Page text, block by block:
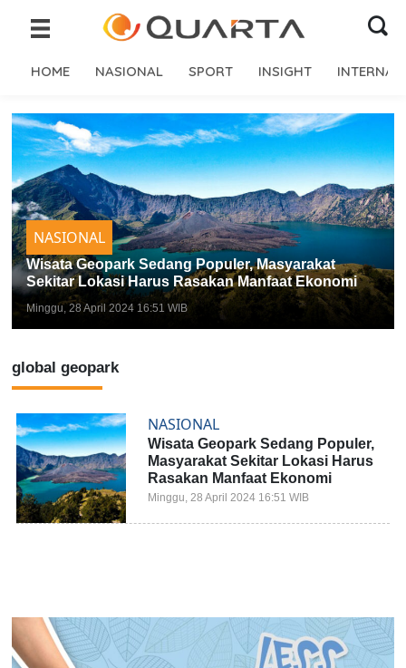
HOME NASIONAL SPORT INSIGHT
NASIONAL
Wisata Geopark Sedang Populer, Masyarakat
Sekitar Lokasi Harus Rasakan Manfaat Ekonomi
Minggu, 28 April 2024 16:51 WIB
global geopark
NASIONAL
Wisata Geopark Sedang Populer,
Masyarakat Sekitar Lokasi Harus
Rasakan Manfaat Ekonomi
Minggu, 28 April 2024 16:51 WIB